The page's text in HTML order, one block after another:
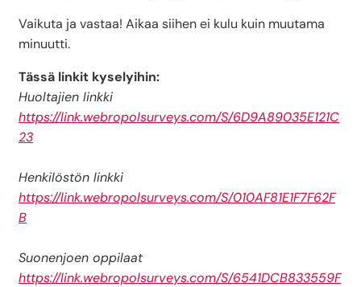
Vaikuta ja vastaa! Aikaa siihen ei kulu kuin muutama
minuutti.
Tässä linkit kyselyihin:
Huoltajien linkki
https://link.webropolsurveys.com/S/6D9A89035E121C
23
Henkilöstön linkki
https://link.webropolsurveys.com/S/010AF81E1F7F62F
B
Suonenjoen oppilaat
https://link.webropolsurveys.com/S/6541DCB833559F